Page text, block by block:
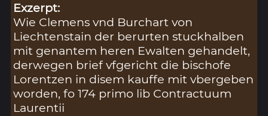
Exzerpt:
Wie Clemens vnd Burchart von
Liechtenstain der berurten stuckhalben
mit genantem heren Ewalten gehandelt,
derwegen brief vfgericht die bischofe
Lorentzen in disem kauffe mit vbergeben
worden, fo 174 primo lib Contractuum
Laurentii